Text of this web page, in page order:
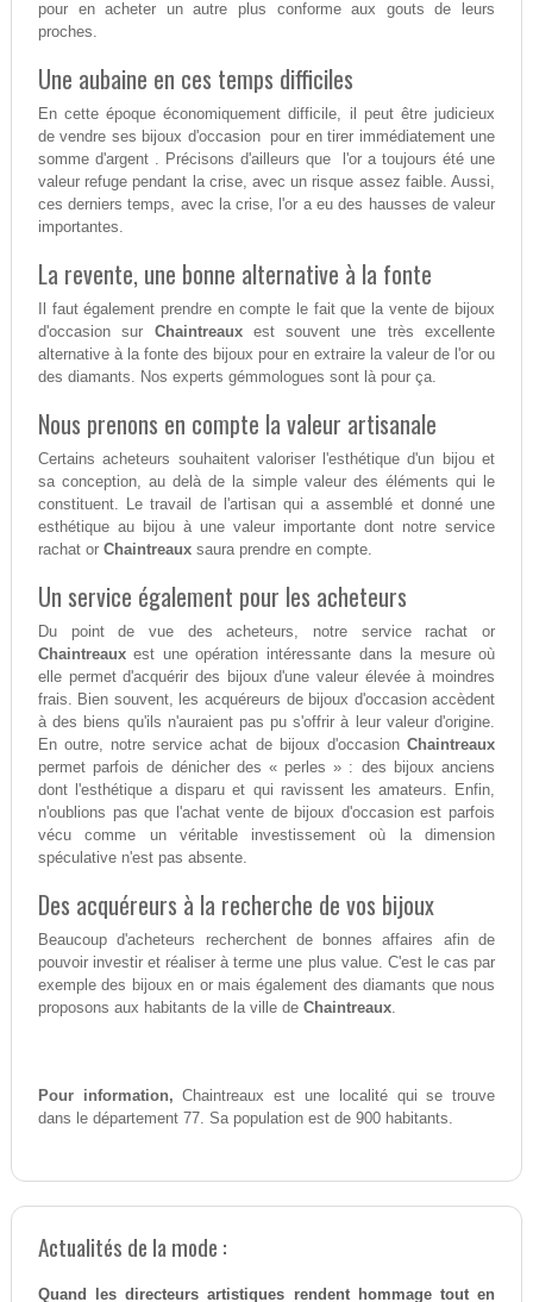
pour en acheter un autre plus conforme aux gouts de leurs
proches.
Une aubaine en ces temps difficiles
En cette époque économiquement difficile, il peut être judicieux
de vendre ses bijoux d'occasion pour en tirer immédiatement une
somme d'argent . Précisons d'ailleurs que l'or a toujours été une
valeur refuge pendant la crise, avec un risque assez faible. Aussi,
ces derniers temps, avec la crise, l'or a eu des hausses de valeur
importantes.
La revente, une bonne alternative à la fonte
Il faut également prendre en compte le fait que la vente de bijoux
d'occasion sur Chaintreauxest souvent une très excellente
alternative à la fonte des bijoux pour en extraire la valeur de l'or ou
des diamants. Nos experts gémmologues sont là pour ça.
Nous prenons en compte la valeur artisanale
Certains acheteurs souhaitent valoriser l'esthétique d'un bijou et
sa conception, au delà de la simple valeur des éléments qui le
constituent. Le travail de l'artisan qui a assemblé et donné une
esthétique au bijou à une valeur importante dont notre service
rachat or Chaintreauxsaura prendre en compte.
Un service également pour les acheteurs
Du point de vue des acheteurs, notre service rachat or
Chaintreauxest une opération intéressante dans la mesure où
elle permet d'acquérir des bijoux d'une valeur élevée à moindres
frais. Bien souvent, les acquéreurs de bijoux d'occasion accèdent
à des biens qu'ils n'auraient pas pu s'offrir à leur valeur d'origine.
En outre, notre service achat de bijoux d'occasionChaintreaux
permet parfois de dénicher des « perles » : des bijoux anciens
dont l'esthétique a disparu et qui ravissent les amateurs. Enfin,
n'oublions pas que l'achat vente de bijoux d'occasion est parfois
vécu comme un véritable investissement où la dimension
spéculative n'est pas absente.
Des acquéreurs à la recherche de vos bijoux
Beaucoup d'acheteurs recherchent de bonnes affaires afin de
pouvoir investir et réaliser à terme une plus value. C'est le cas par
exemple des bijoux en or mais également des diamants que nous
proposons aux habitants de la ville de Chaintreaux.
Pour information, Chaintreaux est une localité qui se trouve
dans le département 77. Sa population est de 900 habitants.
Actualités de la mode :
Quand les directeurs artistiques rendent hommage tout en